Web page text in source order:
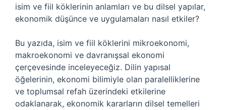
isim ve fiil köklerinin anlamları ve bu dilsel yapılar,
ekonomik düşünce ve uygulamaları nasıl etkiler?
Bu yazıda, isim ve fiil köklerini mikroekonomi,
makroekonomi ve davranışsal ekonomi
çerçevesinde inceleyeceğiz. Dilin yapısal
öğelerinin, ekonomi bilimiyle olan paralelliklerine
ve toplumsal refah üzerindeki etkilerine
odaklanarak, ekonomik kararların dilsel temelleri